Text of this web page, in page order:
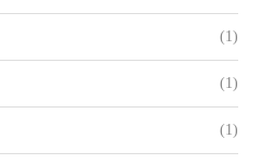
(1)
(1)
(1)